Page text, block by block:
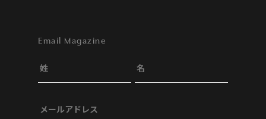
Email Magazine